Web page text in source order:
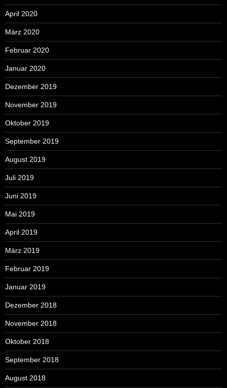
April 2020
März 2020
Februar 2020
Januar 2020
Dezember 2019
November 2019
Oktober 2019
September 2019
August 2019
Juli 2019
Juni 2019
Mai 2019
April 2019
März 2019
Februar 2019
Januar 2019
Dezember 2018
November 2018
Oktober 2018
September 2018
August 2018